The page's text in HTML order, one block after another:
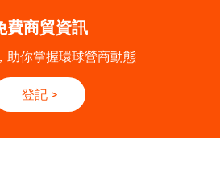
- 16.10.2026
件及生產技術展 2026 (香港會議展
- 16.10.2026
香港秋季電子產品展 2026 (香港會
費商貿資訊
助你掌握環球營商動態
登記 >